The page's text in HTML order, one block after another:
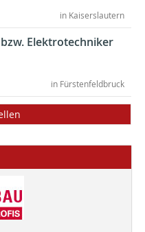
in Kaiserslautern
Elektrotechniker
in Fürstenfeldbruck